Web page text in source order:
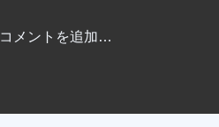
議会主催プレゼンテーション
コメントを追加…